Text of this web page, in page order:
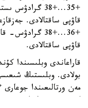
+35...+38
قاۋپى ساقتالادى.
+36...+38
قاۋپى ساقتالادى.
بولادى. وبلىستىڭ
مەن ورتالىعىندا جوعارى